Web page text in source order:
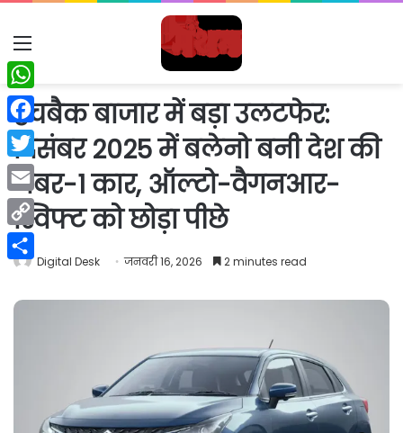
Menu
हैचबैक बाजार में बड़ा उलटफेर:
दिसंबर 2025 में बलेनो बनी देश की
नंबर-1 कार, ऑल्टो-वैगनआर-
स्विफ्ट को छोड़ा पीछे
Digital Desk जनवरी 16, 2026 2 minutes read
WhatsApp
Facebook
Twitter
Email
Copy
Link
Share